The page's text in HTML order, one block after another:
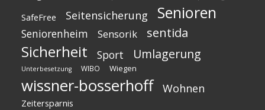
SafeFree Seitensicherung Senioren
Seniorenheim Sensorik sentida
Sicherheit Sport Umlagerung
Unterbesetzung WIBO Wiegen
wissner-bosserhoff Wohnen
Zeitersparnis